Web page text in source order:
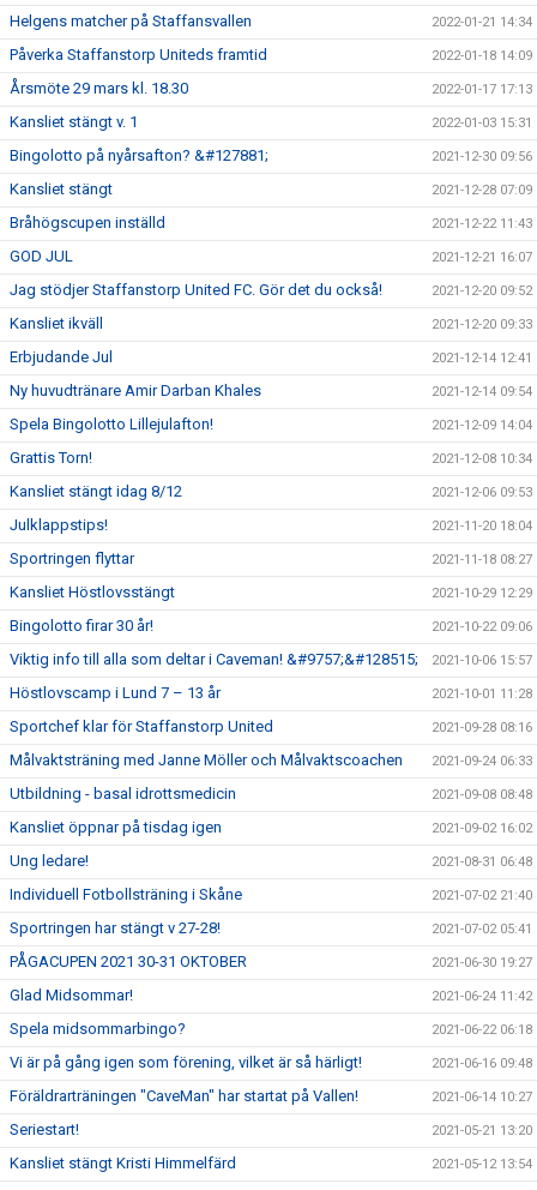
Helgens matcher på Staffansvallen 2022-01-21 14:34
Påverka Staffanstorp Uniteds framtid 2022-01-18 14:09
Årsmöte 29 mars kl. 18.30 2022-01-17 17:13
Kansliet stängt v. 1 2022-01-03 15:31
Bingolotto på nyårsafton? &#127881; 2021-12-30 09:56
Kansliet stängt 2021-12-28 07:09
Bråhögscupen inställd 2021-12-22 11:43
GOD JUL 2021-12-21 16:07
Jag stödjer Staffanstorp United FC. Gör det du också! 2021-12-20 09:52
Kansliet ikväll 2021-12-20 09:33
Erbjudande Jul 2021-12-14 12:41
Ny huvudtränare Amir Darban Khales 2021-12-14 09:54
Spela Bingolotto Lillejulafton! 2021-12-09 14:04
Grattis Torn! 2021-12-08 10:34
Kansliet stängt idag 8/12 2021-12-06 09:53
Julklappstips! 2021-11-20 18:04
Sportringen flyttar 2021-11-18 08:27
Kansliet Höstlovsstängt 2021-10-29 12:29
Bingolotto firar 30 år! 2021-10-22 09:06
Viktig info till alla som deltar i Caveman! &#9757;&#128515; 2021-10-06 15:57
Höstlovscamp i Lund 7 – 13 år 2021-10-01 11:28
Sportchef klar för Staffanstorp United 2021-09-28 08:16
Målvaktsträning med Janne Möller och Målvaktscoachen 2021-09-24 06:33
Utbildning - basal idrottsmedicin 2021-09-08 08:48
Kansliet öppnar på tisdag igen 2021-09-02 16:02
Ung ledare! 2021-08-31 06:48
Individuell Fotbollsträning i Skåne 2021-07-02 21:40
Sportringen har stängt v 27-28! 2021-07-02 05:41
PÅGACUPEN 2021 30-31 OKTOBER 2021-06-30 19:27
Glad Midsommar! 2021-06-24 11:42
Spela midsommarbingo? 2021-06-22 06:18
Vi är på gång igen som förening, vilket är så härligt! 2021-06-16 09:48
Föräldrarträningen "CaveMan" har startat på Vallen! 2021-06-14 10:27
Seriestart! 2021-05-21 13:20
Kansliet stängt Kristi Himmelfärd 2021-05-12 13:54